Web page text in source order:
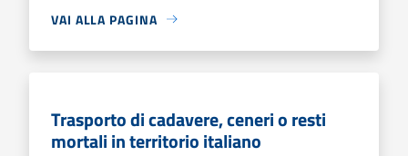
VAI ALLA PAGINA
Trasporto di cadavere, ceneri o resti
mortali in territorio italiano